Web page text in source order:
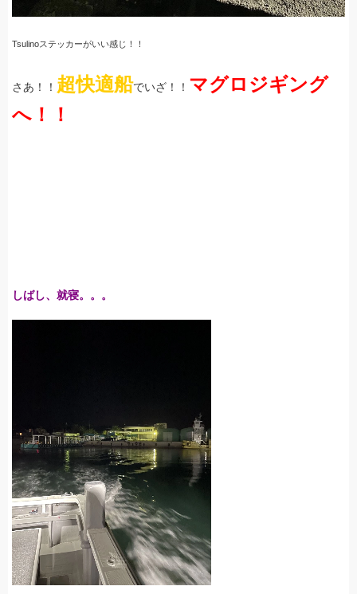
Tsulinoステッカーがいい感じ！！
さあ！！ 超快適船でいざ！！ マグロジギング
へ！！
しばし、就寝。。。